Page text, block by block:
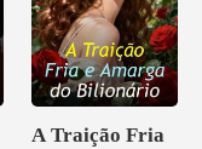
A Traição Fria